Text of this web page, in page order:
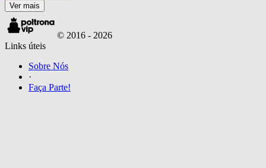
Ver mais
© 2016 - 2026
Links úteis
Sobre Nós
·
Faça Parte!